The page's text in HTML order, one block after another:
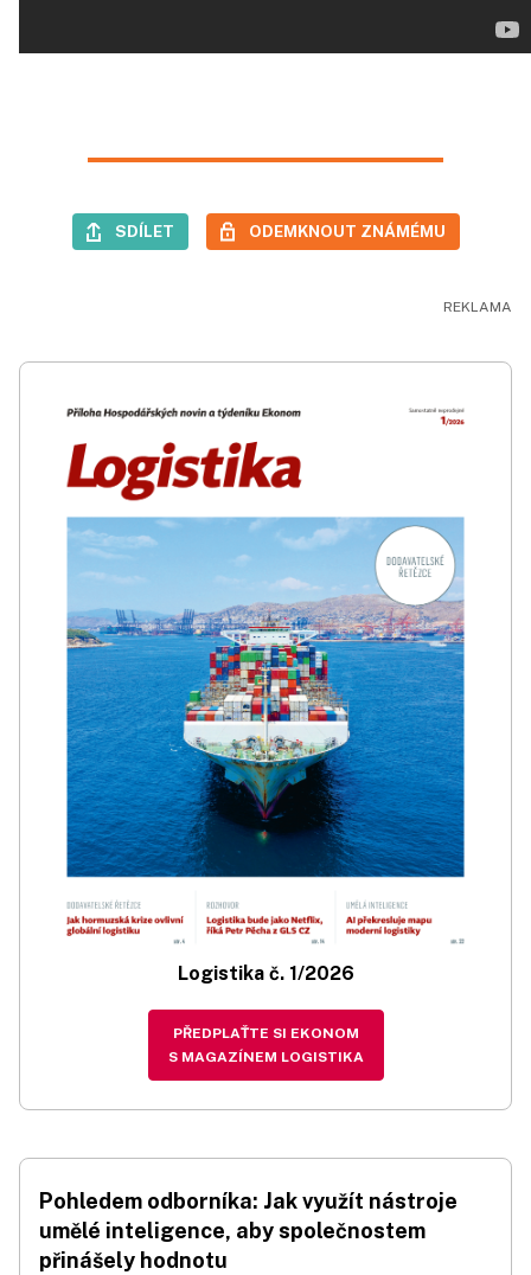
SDÍLET ODEMKNOUT ZNÁMÉMU
Logistika č. 1/2026
PŘEDPLAŤTE SI EKONOM
S MAGAZÍNEM LOGISTIKA
Pohledem odborníka: Jak využít nástroje
umělé inteligence, aby společnostem
přinášely hodnotu